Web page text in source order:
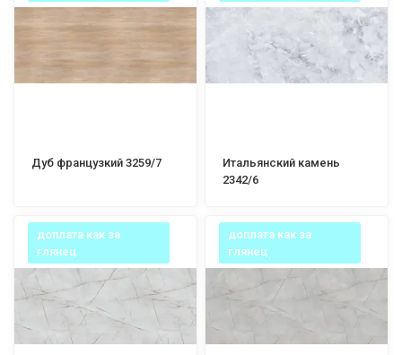
Дуб французкий 3259/7
Итальянский камень
2342/6
доплата как за
глянец
доплата как за
глянец